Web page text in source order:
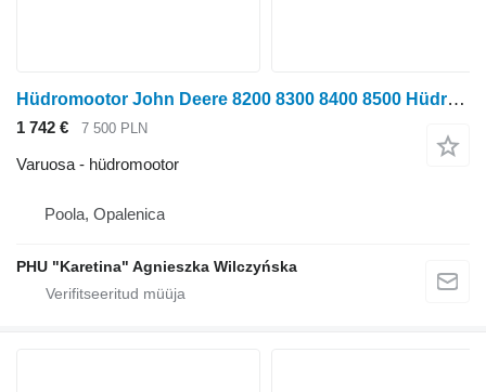
Hüdromootor John Deere 8200 8300 8400 8500 Hüdrauliline mootor AXE83863 tüübi jaoks ratastraktori John Deere 8200 8300 8400 8500
1 742 € 7 500 PLN
Varuosa - hüdromootor
Poola, Opalenica
PHU "Karetina" Agnieszka Wilczyńska